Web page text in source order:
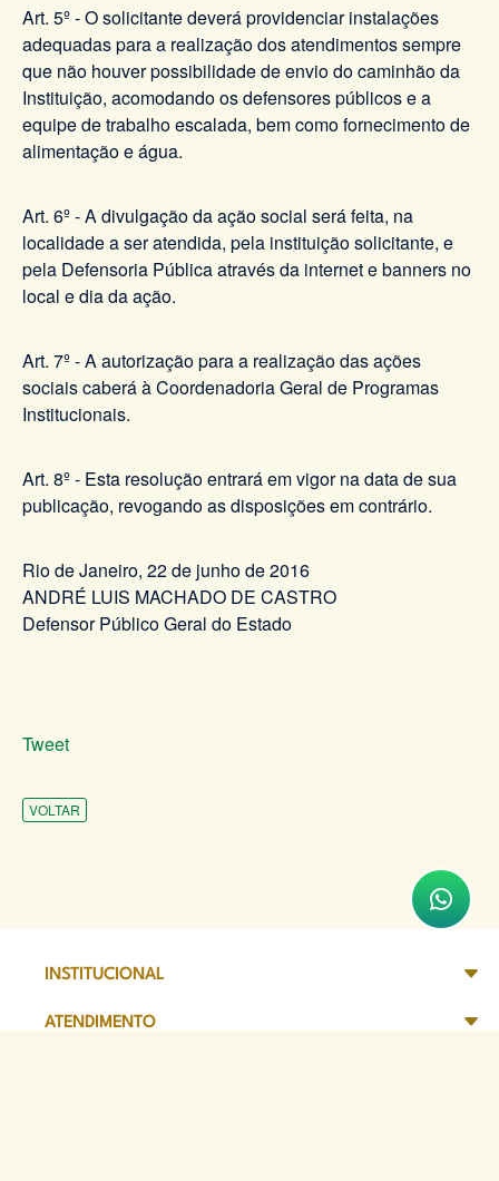
Art. 5º - O solicitante deverá providenciar instalações
adequadas para a realização dos atendimentos sempre
que não houver possibilidade de envio do caminhão da
Instituição, acomodando os defensores públicos e a
equipe de trabalho escalada, bem como fornecimento de
alimentação e água.
Art. 6º - A divulgação da ação social será feita, na
localidade a ser atendida, pela instituição solicitante, e
pela Defensoria Pública através da internet e banners no
local e dia da ação.
Art. 7º - A autorização para a realização das ações
sociais caberá à Coordenadoria Geral de Programas
Institucionais.
Art. 8º - Esta resolução entrará em vigor na data de sua
publicação, revogando as disposições em contrário.
Rio de Janeiro, 22 de junho de 2016
ANDRÉ LUIS MACHADO DE CASTRO
Defensor Público Geral do Estado
Tweet
VOLTAR
INSTITUCIONAL
ATENDIMENTO